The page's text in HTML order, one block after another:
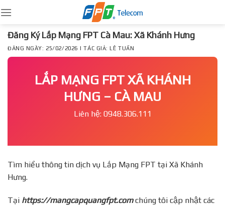
to
content
Đăng Ký Lắp Mạng FPT Cà Mau: Xã Khánh Hưng
ĐĂNG NGÀY: 25/02/2026 | TÁC GIẢ: LÊ TUẤN
LẮP MẠNG FPT XÃ KHÁNH
HƯNG – CÀ MAU
Liên hệ: 0948.306.111
Tìm hiểu thông tin dịch vụ Lắp Mạng FPT tại Xã Khánh
Hưng.
Tại https://mangcapquangfpt.comchúng tôi cập nhật các